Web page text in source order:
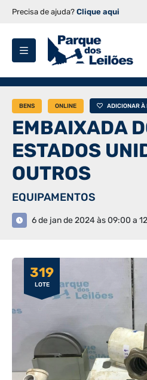
Precisa de ajuda? Clique aqui
BENS ONLINE ADICIONAR À
EMBAIXADA
ESTADOS
OUTROS
EQUIPAMENTOS
6 de jan de 2024 às 09:00 a
319
LOTE